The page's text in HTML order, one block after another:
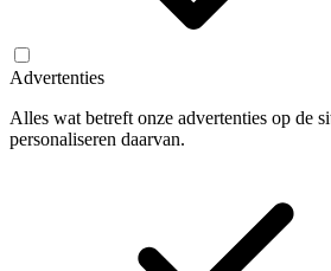
Advertenties
Alles wat betreft onze advertenties op de
personaliseren daarvan.